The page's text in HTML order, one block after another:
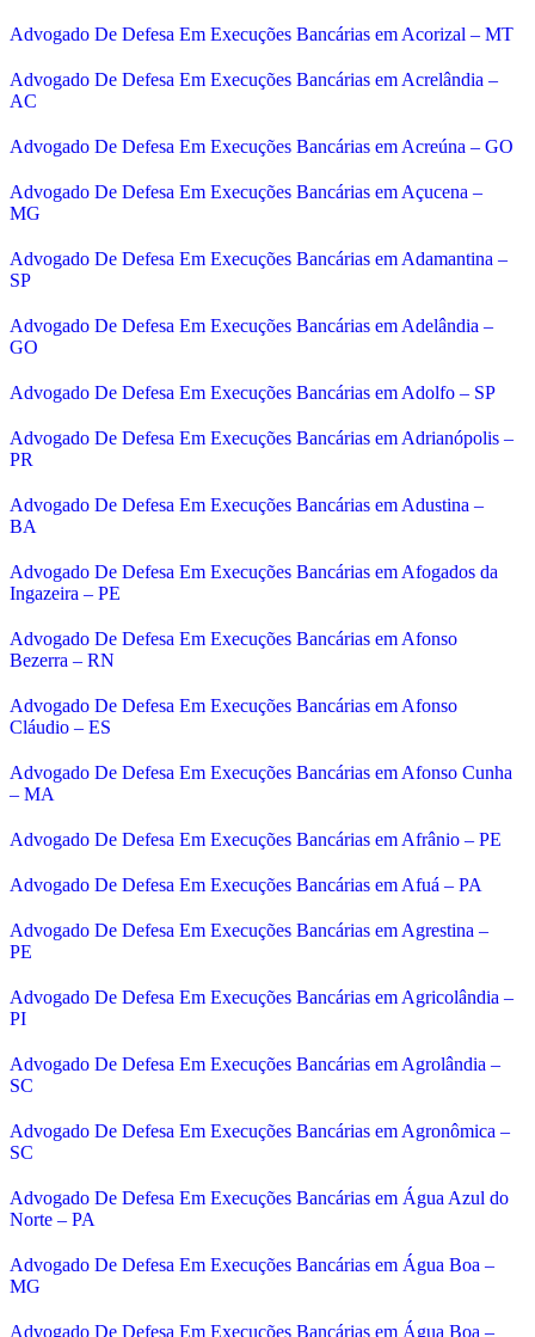
Advogado De Defesa Em Execuções Bancárias em Acorizal – MT
Advogado De Defesa Em Execuções Bancárias em Acrelândia –
AC
Advogado De Defesa Em Execuções Bancárias em Acreúna – GO
Advogado De Defesa Em Execuções Bancárias em Açucena –
MG
Advogado De Defesa Em Execuções Bancárias em Adamantina –
SP
Advogado De Defesa Em Execuções Bancárias em Adelândia –
GO
Advogado De Defesa Em Execuções Bancárias em Adolfo – SP
Advogado De Defesa Em Execuções Bancárias em Adrianópolis –
PR
Advogado De Defesa Em Execuções Bancárias em Adustina –
BA
Advogado De Defesa Em Execuções Bancárias em Afogados da
Ingazeira – PE
Advogado De Defesa Em Execuções Bancárias em Afonso
Bezerra – RN
Advogado De Defesa Em Execuções Bancárias em Afonso
Cláudio – ES
Advogado De Defesa Em Execuções Bancárias em Afonso Cunha
– MA
Advogado De Defesa Em Execuções Bancárias em Afrânio – PE
Advogado De Defesa Em Execuções Bancárias em Afuá – PA
Advogado De Defesa Em Execuções Bancárias em Agrestina –
PE
Advogado De Defesa Em Execuções Bancárias em Agricolândia –
PI
Advogado De Defesa Em Execuções Bancárias em Agrolândia –
SC
Advogado De Defesa Em Execuções Bancárias em Agronômica –
SC
Advogado De Defesa Em Execuções Bancárias em Água Azul do
Norte – PA
Advogado De Defesa Em Execuções Bancárias em Água Boa –
MG
Advogado De Defesa Em Execuções Bancárias em Água Boa –